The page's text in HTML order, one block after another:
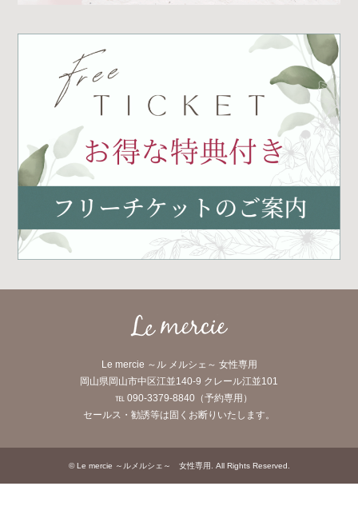
Le mercie ～ル メルシェ～ 女性専用
岡山県岡山市中区江並140-9 クレール江並101
℡ 090-3379-8840（予約専用）
セールス・勧誘等は固くお断りいたします。
©Le mercie ～ルメルシェ～ 女性専用 . All Rights Reserved.